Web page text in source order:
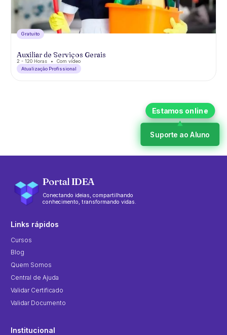
Gratuíto
Auxiliar de Serviços Gerais
2 - 120 Horas
Com vídeo
Atualização Profissional
Suporte ao Aluno
Portal IDEA
Conectando ideias, compartilhando
conhecimento, transformando vidas.
Links rápidos
Cursos
Blog
Quem Somos
Central de Ajuda
Validar Certificado
Validar Documento
Institucional